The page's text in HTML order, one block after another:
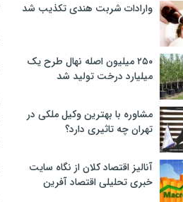
وارادات شربت هندی تکذیب شد
۲۵۰ میلیون اصله نهال طرح یک
میلیارد درخت تولید شد
مشاوره با بهترین وکیل ملکی در
تهران چه تاثیری دارد؟
آنالیز اقتصاد کلان از نگاه سایت
خبری تحلیلی اقتصاد آفرین